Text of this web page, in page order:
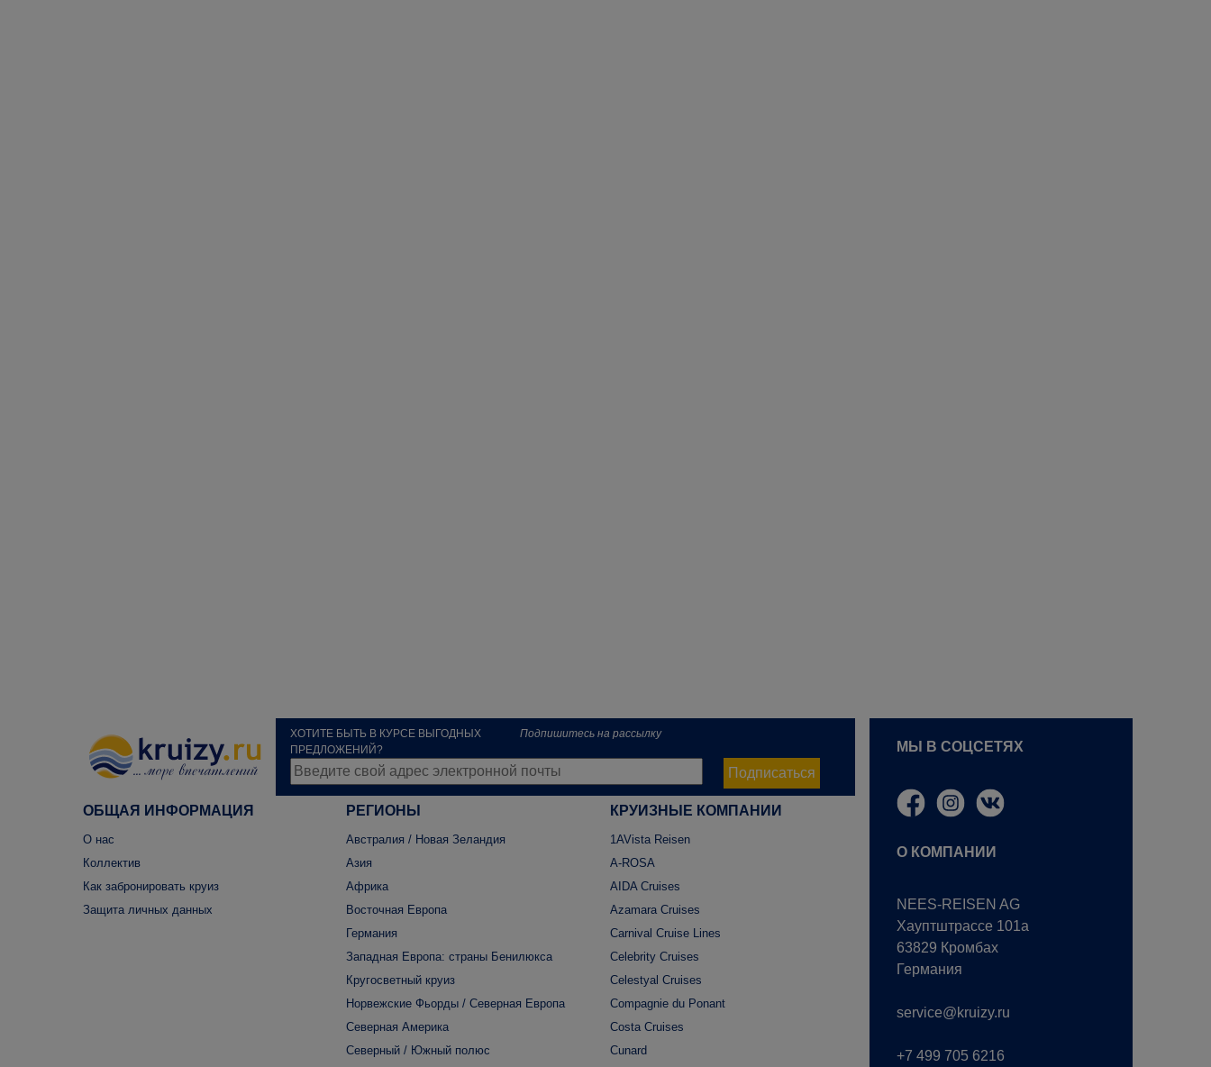
ХОТИТЕ БЫТЬ В КУРСЕ ВЫГОДНЫХ
ПРЕДЛОЖЕНИЙ?
Подпишитесь на рассылку
Подписаться
ОБЩАЯ ИНФОРМАЦИЯ
О нас
Коллектив
Как забронировать круиз
Защита личных данных
РЕГИОНЫ
Австралия / Новая Зеландия
Азия
Африка
Восточная Европа
Германия
Западная Европа: страны Бенилюкса
Кругосветный круиз
Норвежские Фьорды / Северная Европа
Северная Америка
Северный / Южный полюс
КРУИЗНЫЕ КОМПАНИИ
1AVista Reisen
A-ROSA
AIDA Cruises
Azamara Cruises
Carnival Cruise Lines
Celebrity Cruises
Celestyal Cruises
Compagnie du Ponant
Costa Cruises
Cunard
МЫ В СОЦСЕТЯХ
О КОМПАНИИ
NEES-REISEN AG
Хауптштрассе 101a
63829 Кромбах
Германия
service@kruizy.ru
+7 499 705 6216